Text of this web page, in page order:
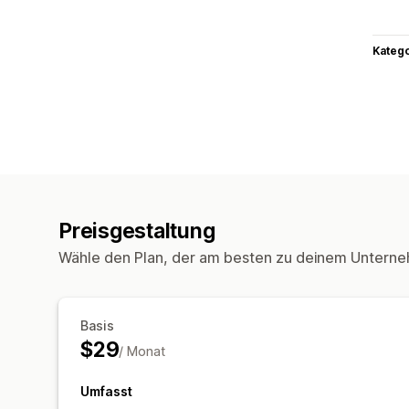
Preisgestaltung
Wähle den Plan, der am besten zu deinem
Basis
$29/ Monat
Umfasst